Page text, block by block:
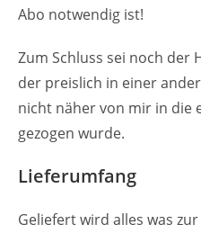
Abo notwendig ist!
Zum Schluss sei noch der
der preislich in einer
nicht näher von mir in die
gezogen wurde.
Lieferumfang
Geliefert wird alles was